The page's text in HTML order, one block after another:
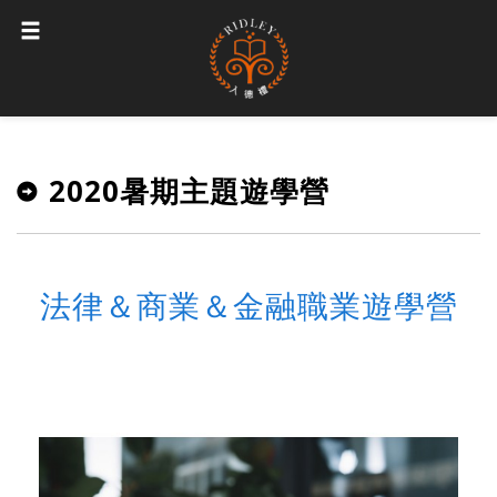
2020暑期主題遊學營
法律＆商業＆金融職業遊學營